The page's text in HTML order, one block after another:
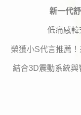
新一代
低痛感韓
榮獲小S代言推薦
結合3D震動系統